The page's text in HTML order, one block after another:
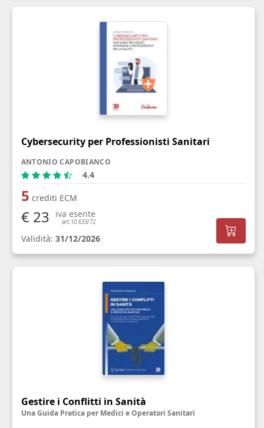
Cybersecurity per Professionisti Sanitari
ANTONIO CAPOBIANCO
4.4
5 crediti ECM
€ 23 iva esente
art.10 633/72
Validità: 31/12/2026
Gestire i Conflitti in Sanità
Una Guida Pratica per Medici e Operatori Sanitari